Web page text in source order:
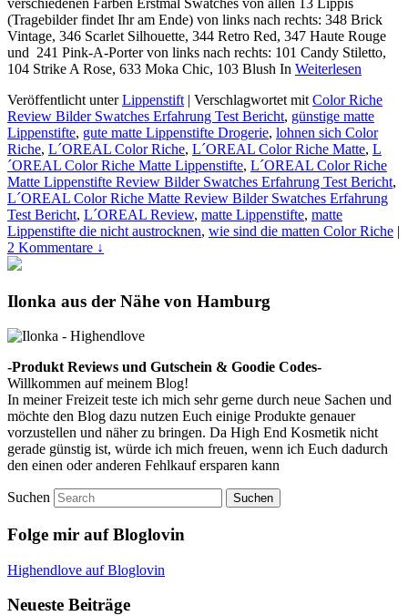
(Tragebilder findet Ihr am Ende) von links nach rechts: 348 Brick
Vintage, 346 Scarlet Silhouette, 344 Retro Red, 347 Haute Rouge
und 241 Pink-A-Porter von links nach rechts: 101 Candy Stiletto,
104 Strike A Rose, 633 Moka Chic, 103 Blush In Weiterlesen
Veröffentlicht unter Lippenstift | Verschlagwortet mit Color Riche
Review Bilder Swatches Erfahrung Test Bericht, günstige matte
Lippenstifte, gute matte Lippenstifte Drogerie, lohnen sich Color
Riche, L´OREAL Color Riche, L´OREAL Color Riche Matte, L
´OREAL Color Riche Matte Lippenstifte, L´OREAL Color Riche
Matte Lippenstifte Review Bilder Swatches Erfahrung Test Bericht,
L´OREAL Color Riche Matte Review Bilder Swatches Erfahrung
Test Bericht, L´OREAL Review, matte Lippenstifte, matte
Lippenstifte die nicht austrocknen, wie sind die matten Color Riche |
2 Kommentare ↓
Ilonka aus der Nähe von Hamburg
-Produkt Reviews und Gutschein & Goodie Codes-
Willkommen auf meinem Blog!
In meiner Freizeit teste ich mich sehr gerne durch neue Sachen und
möchte den Blog dazu nutzen Euch einige Produkte genauer
vorzustellen und näher zu bringen. Da High End Kosmetik nicht
gerade günstig ist, würde ich mich freuen, wenn ich Euch dadurch
den einen oder anderen Fehlkauf ersparen kann
Suchen
Folge mir auf Bloglovin
Highendlove auf Bloglovin
Neueste Beiträge